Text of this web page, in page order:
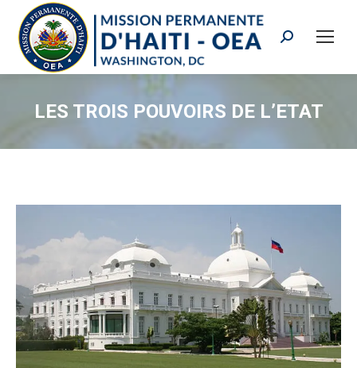
Search:
LES TROIS POUVOIRS DE L’ETAT